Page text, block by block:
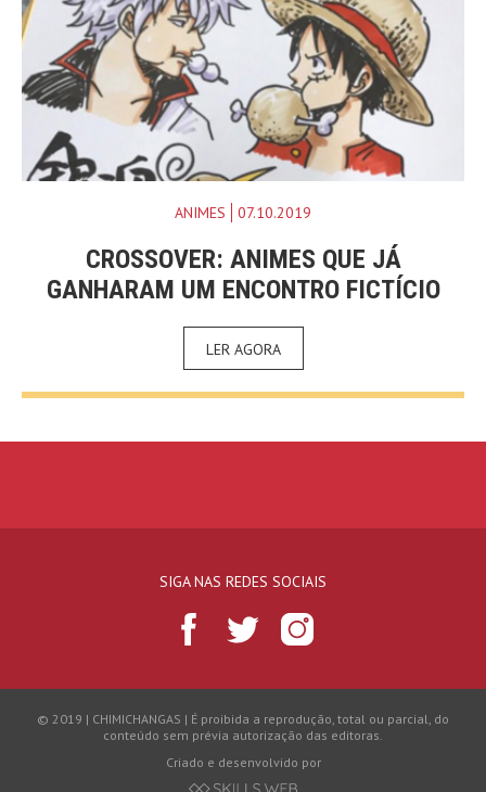
ANIMES 07.10.2019
CROSSOVER: ANIMES QUE JÁ
GANHARAM UM ENCONTRO FICTÍCIO
LER AGORA
SIGA NAS REDES SOCIAIS
© 2019 | CHIMICHANGAS | É proibida a reprodução, total ou parcial, do
conteúdo sem prévia autorização das editoras.
Criado e desenvolvido por